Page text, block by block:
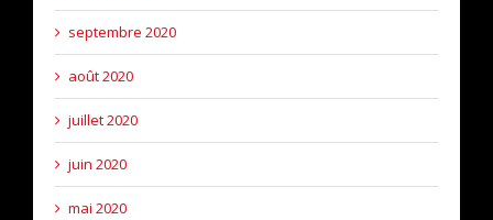
septembre 2020
août 2020
juillet 2020
juin 2020
mai 2020